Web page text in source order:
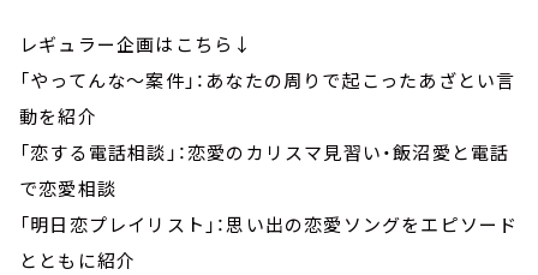
レギュラー企画はこちら↓
「やってんな～案件」：あなたの周りで起こったあざとい言
動を紹介
「恋する電話相談」：恋愛のカリスマ見習い・飯沼愛と電話
で恋愛相談
「明日恋プレイリスト」：思い出の恋愛ソングをエピソード
とともに紹介